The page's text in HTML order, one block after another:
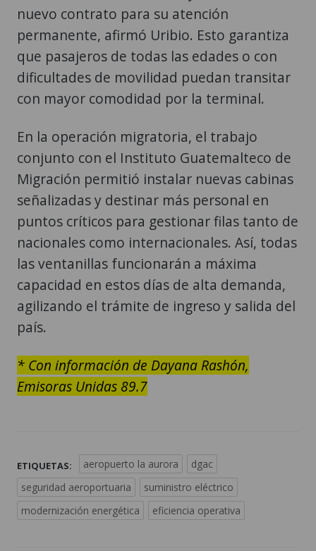
nuevo contrato para su atención
permanente, afirmó Uribio. Esto garantiza
que pasajeros de todas las edades o con
dificultades de movilidad puedan transitar
con mayor comodidad por la terminal.
En la operación migratoria, el trabajo
conjunto con el Instituto Guatemalteco de
Migración permitió instalar nuevas cabinas
señalizadas y destinar más personal en
puntos críticos para gestionar filas tanto de
nacionales como internacionales. Así, todas
las ventanillas funcionarán a máxima
capacidad en estos días de alta demanda,
agilizando el trámite de ingreso y salida del
país.
* Con información de Dayana Rashón,
Emisoras Unidas 89.7
ETIQUETAS: aeropuerto la aurora
dgac
seguridad aeroportuaria
suministro eléctrico
modernización energética
eficiencia operativa